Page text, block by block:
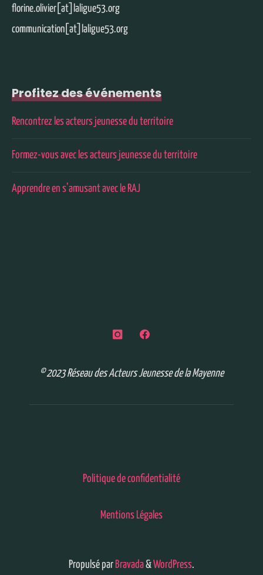
florine.olivier[at]laligue53.org
communication[at]laligue53.org
Profitez des événements
Rencontrez les acteurs jeunesse du territoire
Formez-vous avec les acteurs jeunesse du territoire
Apprendre en s’amusant avec le RAJ
© 2023 Réseau des Acteurs Jeunesse de la Mayenne
Politique de confidentialité
Mentions Légales
Propulsé par Bravada&WordPress.